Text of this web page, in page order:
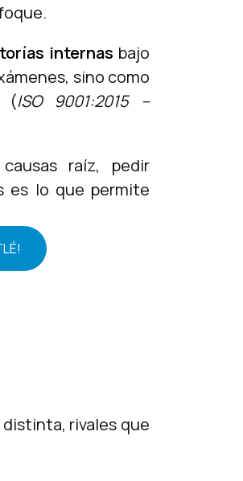
internas bajo
sino como
(ISO 9001:2015 –
raíz, pedir
es lo que permite
rivales que